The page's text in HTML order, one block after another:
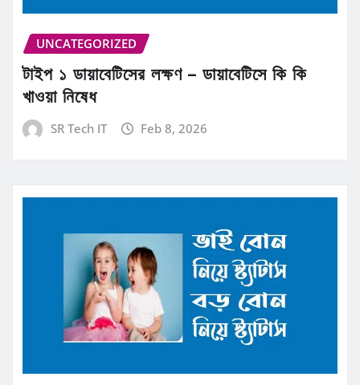
UNCATEGORIZED
টাইপ ১ ডায়াবেটিসের লক্ষণ – ডায়াবেটিসে কি কি
খাওয়া নিষেধ
SR Tech IT Feb 8, 2026